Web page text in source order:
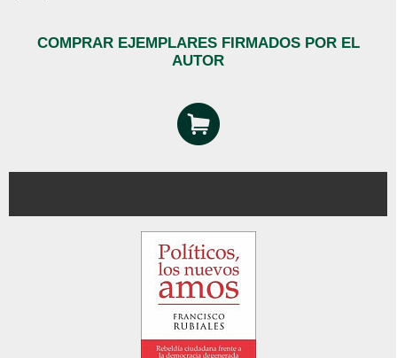
COMPRAR EJEMPLARES FIRMADOS POR EL
AUTOR